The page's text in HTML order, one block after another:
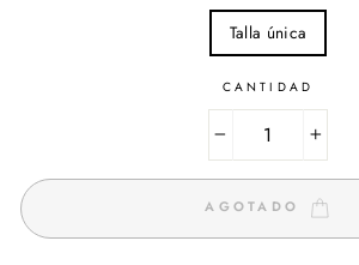
Talla única
CANTIDAD
AGOTADO